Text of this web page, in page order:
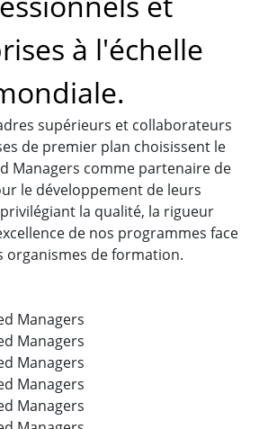
à l'échelle
supérieurs et collaborateurs
de premier plan choisissent le
Managers comme partenaire de
le développement de leurs
la qualité, la rigueur
de nos programmes face
organismes de formation.